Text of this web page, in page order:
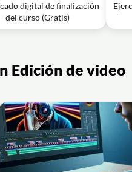
Media Encoder 10/10
digital de finalización
del curso (Gratis)
Edición de video